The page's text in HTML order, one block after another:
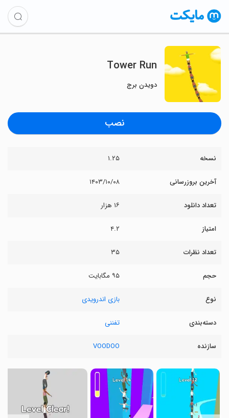
Tower Run
دویدن برج
نصب
نسخه ۱.۲۵
آخرین بروزرسانی ۱۴۰۳/۱۰/۰۸
تعداد دانلود ۱۶ هزار
امتیاز ۴.۲
تعداد نظرات ۳۵
حجم ۹۵ مگابایت
نوع بازی اندرویدی
دسته‌بندی تفننی
سازنده VOODOO